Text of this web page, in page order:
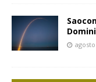
agosto